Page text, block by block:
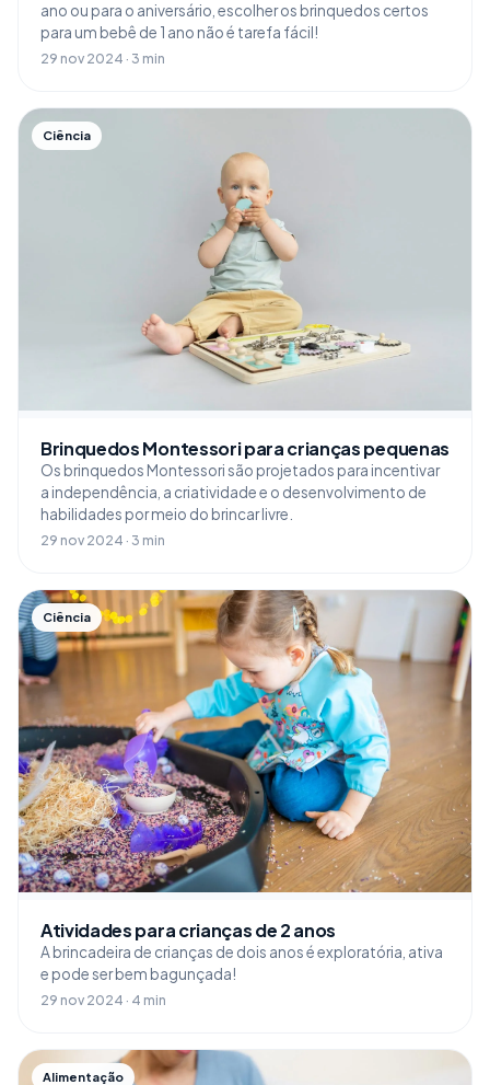
ano ou para o aniversário, escolher os brinquedos certos
para um bebê de 1 ano não é tarefa fácil!
29 nov 2024 · 3 min
Ciência
Brinquedos Montessori para crianças pequenas
Os brinquedos Montessori são projetados para incentivar
a independência, a criatividade e o desenvolvimento de
habilidades por meio do brincar livre.
29 nov 2024 · 3 min
Ciência
Atividades para crianças de 2 anos
A brincadeira de crianças de dois anos é exploratória, ativa
e pode ser bem bagunçada!
29 nov 2024 · 4 min
Alimentação